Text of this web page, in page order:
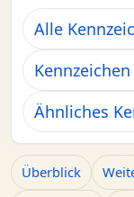
Alle
Ähnliches
Überblick